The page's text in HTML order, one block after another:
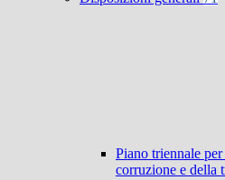
Piano triennale
corruzione e della